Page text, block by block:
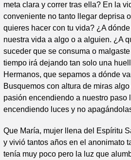
meta clara y correr tras ella? En la
conveniente no tanto llegar deprisa
quieres hacer con tu vida? ¿A
nuestra vida a algo o a alguien. ¿A
suceder que se consuma o
tiempo irá dejando tan solo una
Hermanos, que sepamos a dónde
Busquemos con altura de miras
pasión encendiendo a nuestro
encendiendo luces y no
Que María, mujer llena del Espíritu
y vivió tantos años en el anonimato
tenía muy poco pero la luz que